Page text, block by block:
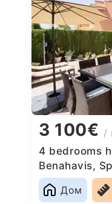
3 100€ /
4 bedrooms
Benahavis,
Дом